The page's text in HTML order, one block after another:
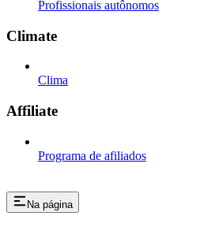
Profissionais autônomos
Climate
Clima
Affiliate
Programa de afiliados
Na página